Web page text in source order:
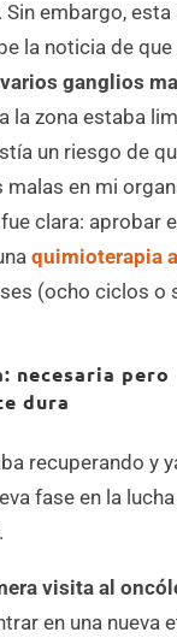
embargo, esta
la noticia de que
ganglios
la zona estaba
un riesgo de
malas en mi
clara: aprobar el
quimioterapia
(ocho ciclos o
necesaria pero
dura
recuperando y
fase en la
visita al
en una nueva